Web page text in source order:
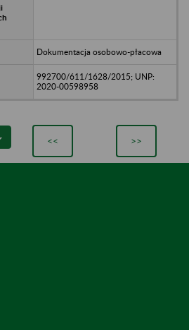
Dokumentacja osobowo-płacowa
992700/611/1628/2015; UNP:
2020-00598958
<< >>